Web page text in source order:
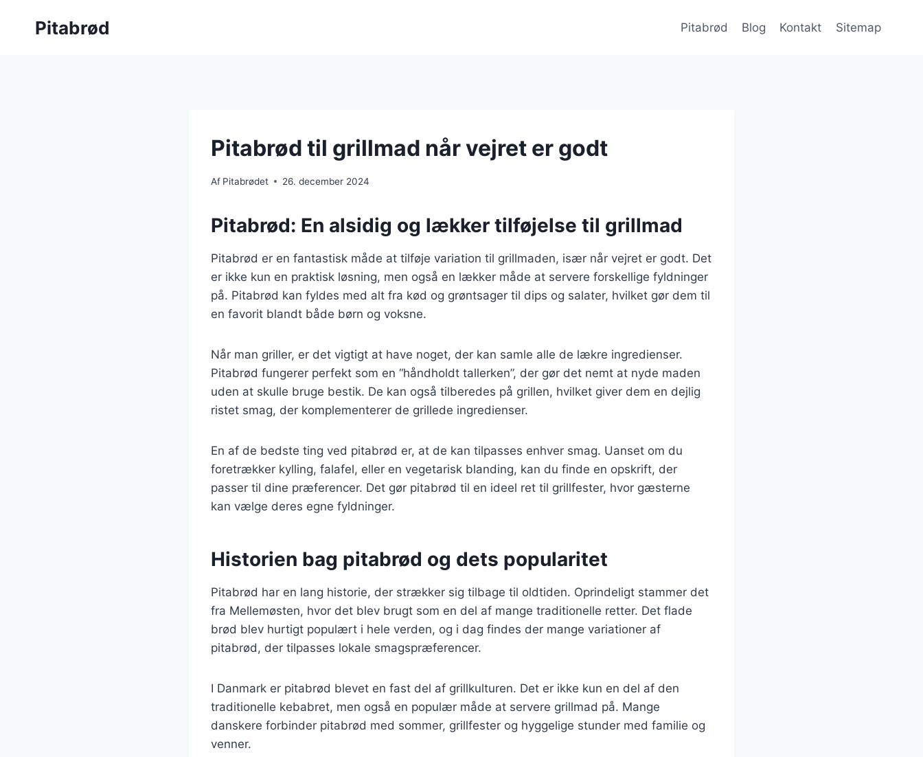
Pitabrød Pitabrød Blog Kontakt Sitemap
Pitabrød til grillmad når vejret er godt
Af Pitabrødet 26. december 2024
Pitabrød: En alsidig og lækker tilføjelse til grillmad
Pitabrød er en fantastisk måde at tilføje variation til grillmaden, især når vejret er godt. Det
er ikke kun en praktisk løsning, men også en lækker måde at servere forskellige fyldninger
på. Pitabrød kan fyldes med alt fra kød og grøntsager til dips og salater, hvilket gør dem til
en favorit blandt både børn og voksne.
Når man griller, er det vigtigt at have noget, der kan samle alle de lækre ingredienser.
Pitabrød fungerer perfekt som en “håndholdt tallerken”, der gør det nemt at nyde maden
uden at skulle bruge bestik. De kan også tilberedes på grillen, hvilket giver dem en dejlig
ristet smag, der komplementerer de grillede ingredienser.
En af de bedste ting ved pitabrød er, at de kan tilpasses enhver smag. Uanset om du
foretrækker kylling, falafel, eller en vegetarisk blanding, kan du finde en opskrift, der
passer til dine præferencer. Det gør pitabrød til en ideel ret til grillfester, hvor gæsterne
kan vælge deres egne fyldninger.
Historien bag pitabrød og dets popularitet
Pitabrød har en lang historie, der strækker sig tilbage til oldtiden. Oprindeligt stammer det
fra Mellemøsten, hvor det blev brugt som en del af mange traditionelle retter. Det flade
brød blev hurtigt populært i hele verden, og i dag findes der mange variationer af
pitabrød, der tilpasses lokale smagspræferencer.
I Danmark er pitabrød blevet en fast del af grillkulturen. Det er ikke kun en del af den
traditionelle kebabret, men også en populær måde at servere grillmad på. Mange
danskere forbinder pitabrød med sommer, grillfester og hyggelige stunder med familie og
venner.